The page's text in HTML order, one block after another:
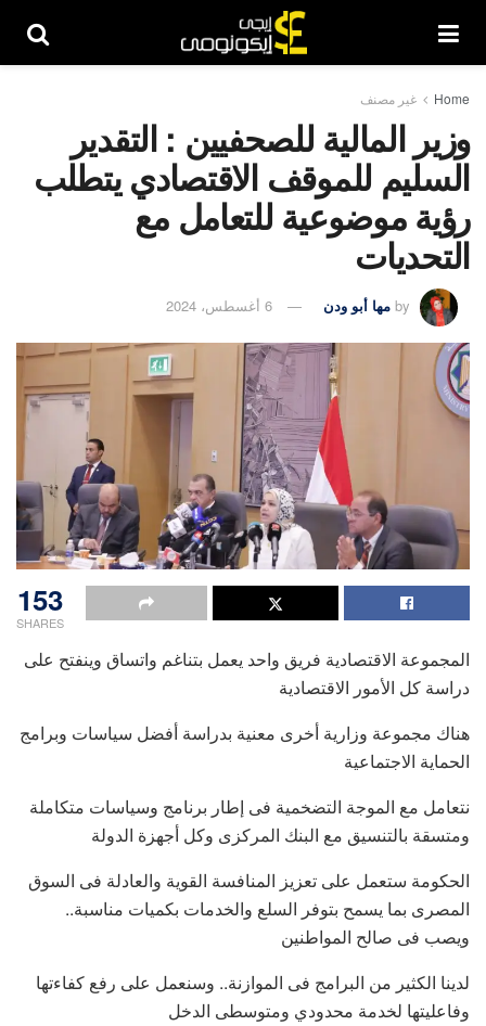
Home غير مصنف
وزير المالية للصحفيين : التقدير
السليم للموقف الاقتصادي يتطلب
رؤية موضوعية للتعامل مع
التحديات
by مها أبو ودن 6 أغسطس، 2024
153
SHARES
المجموعة الاقتصادية فريق واحد يعمل بتناغم واتساق وينفتح على
دراسة كل الأمور الاقتصادية
هناك مجموعة وزارية أخرى معنية بدراسة أفضل سياسات وبرامج
الحماية الاجتماعية
نتعامل مع الموجة التضخمية فى إطار برنامج وسياسات متكاملة
ومتسقة بالتنسيق مع البنك المركزى وكل أجهزة الدولة
الحكومة ستعمل على تعزيز المنافسة القوية والعادلة فى السوق
المصرى بما يسمح بتوفر السلع والخدمات بكميات مناسبة..
ويصب فى صالح المواطنين
لدينا الكثير من البرامج فى الموازنة.. وسنعمل على رفع كفاءتها
وفاعليتها لخدمة محدودي ومتوسطى الدخل